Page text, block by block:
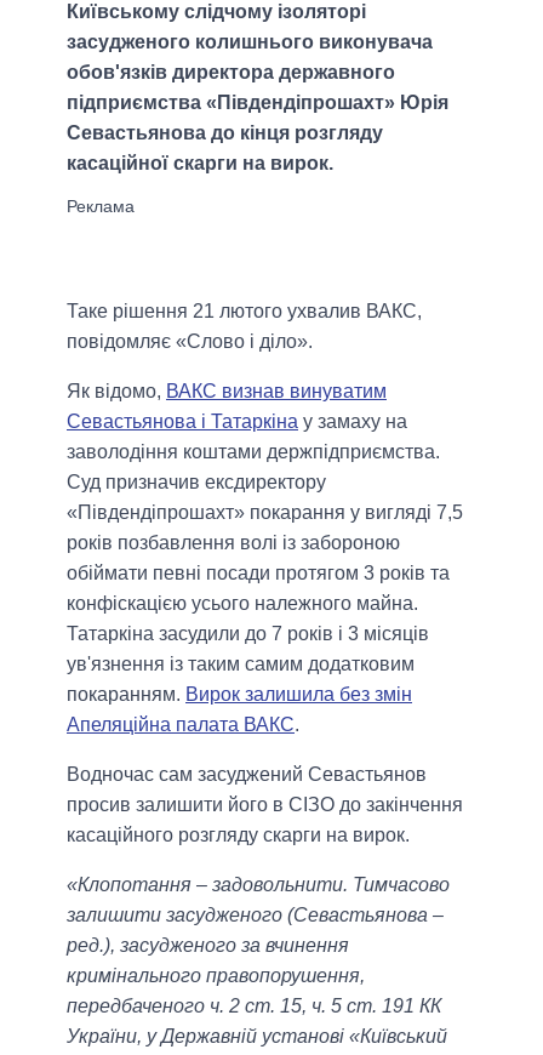
Київському слідчому ізоляторі
засудженого колишнього виконувача
обов'язків директора державного
підприємства «Південдіпрошахт» Юрія
Севастьянова до кінця розгляду
касаційної скарги на вирок.
Таке рішення 21 лютого ухвалив ВАКС,
повідомляє «Слово і діло».
Як відомо, ВАКС визнав винуватим
Севастьянова і Татаркіна у замаху на
заволодіння коштами держпідприємства.
Суд призначив ексдиректору
«Південдіпрошахт» покарання у вигляді 7,5
років позбавлення волі із забороною
обіймати певні посади протягом 3 років та
конфіскацією усього належного майна.
Татаркіна засудили до 7 років і 3 місяців
ув'язнення із таким самим додатковим
покаранням. Вирок залишила без змін
Апеляційна палата ВАКС.
Водночас сам засуджений Севастьянов
просив залишити його в СІЗО до закінчення
касаційного розгляду скарги на вирок.
«Клопотання – задовольнити. Тимчасово
залишити засудженого (Севастьянова –
ред.), засудженого за вчинення
кримінального правопорушення,
передбаченого ч. 2 ст. 15, ч. 5 ст. 191 КК
України, у Державній установі «Київський